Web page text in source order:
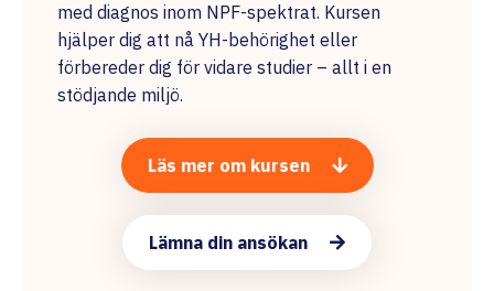
med diagnos inom NPF-spektrat. Kursen
hjälper dig att nå YH-behörighet eller
förbereder dig för vidare studier – allt i en
stödjande miljö.
Läs mer om kursen
Lämna din ansökan